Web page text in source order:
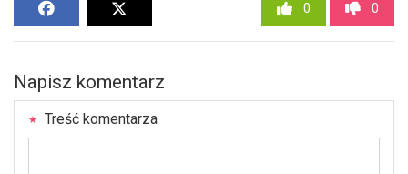
0 0
Napisz komentarz
Treść komentarza